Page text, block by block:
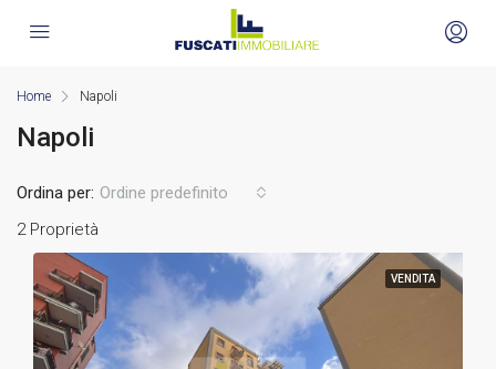
Home Napoli
Napoli
2 Proprietà
Ordina per: Ordine predefinito
VENDITA